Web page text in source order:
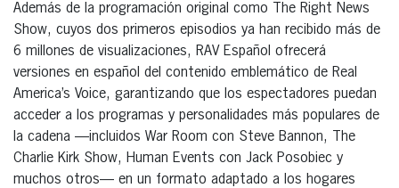
Además de la programación original como The Right News
Show, cuyos dos primeros episodios ya han recibido más de
6 millones de visualizaciones, RAV Español ofrecerá
versiones en español del contenido emblemático de Real
America’s Voice, garantizando que los espectadores puedan
acceder a los programas y personalidades más populares de
la cadena —incluidos War Room con Steve Bannon, The
Charlie Kirk Show, Human Events con Jack Posobiec y
muchos otros— en un formato adaptado a los hogares